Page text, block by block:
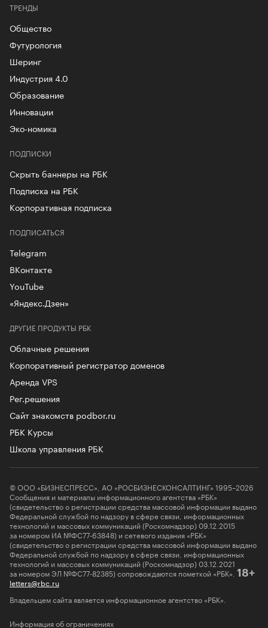
ТРЕНДЫ
Общество
Футурология
Шеринг
Индустрия 4.0
Образование
Инновации
Эко-номика
ПОДПИСКИ
Скрыть баннеры на РБК
Подписка на РБК
Корпоративная подписка
ДРУГИЕ ПРОДУКТЫ РБК
Облачные решения
Корпоративный регистратор доменов
Аренда VPS
Рег.решения
Сайт знакомств podbor.ru
РБК Курсы
Школа управления РБК
ПОДПИСАТЬСЯ
Telegram
ВКонтакте
YouTube
«Яндекс.Дзен»
© ООО «БИЗНЕСПРЕСС», АО «РОСБИЗНЕСКОНСАЛТИНГ» 1995–2026
Сообщения и материалы информационного агентства «РБК»
(свидетельство о регистрации средства массовой информации выдано
Федеральной службой по надзору в сфере связи, информационных
технологий и массовых коммуникаций (Роскомнадзор) 09.12.2015
за номером ИА №ФС77-63848) и сетевого издания «РБК»
(свидетельство о регистрации средства массовой информации выдано
Федеральной службой по надзору в сфере связи, информационных
технологий и массовых коммуникаций (Роскомнадзор) 03.12.2021
за номером ЭЛ №ФС77-82385) сопровождаются пометкой «РБК». 18+
letters@rbc.ru
Владельцем сайта является информационное агентство «РБК».
Информация об ограничениях